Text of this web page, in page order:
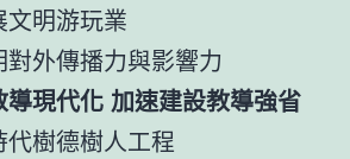
明游玩業
外傳播力與影響力
現代化 加速建設教導強省
樹德樹人工程